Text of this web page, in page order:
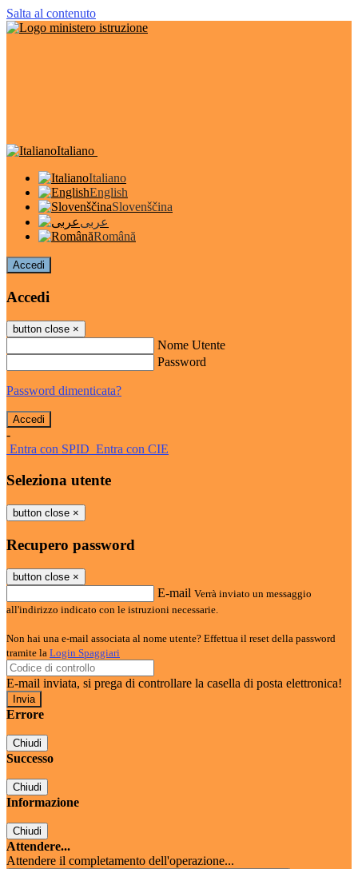
Salta al contenuto
Italiano
Italiano
English
Slovenščina
عربى
Română
Accedi
Accedi
button close ×
Nome Utente
Password
Password dimenticata?
-
Entra con SPID Entra con CIE
Seleziona utente
button close ×
Recupero password
button close ×
E-mail Verrà inviato un messaggio
all'indirizzo indicato con le istruzioni necessarie.
Non hai una e-mail associata al nome utente? Effettua il reset della password
tramite la Login Spaggiari
E-mail inviata, si prega di controllare la casella di posta elettronica!
Errore
Chiudi
Successo
Chiudi
Informazione
Chiudi
Attendere...
Attendere il completamento dell'operazione...